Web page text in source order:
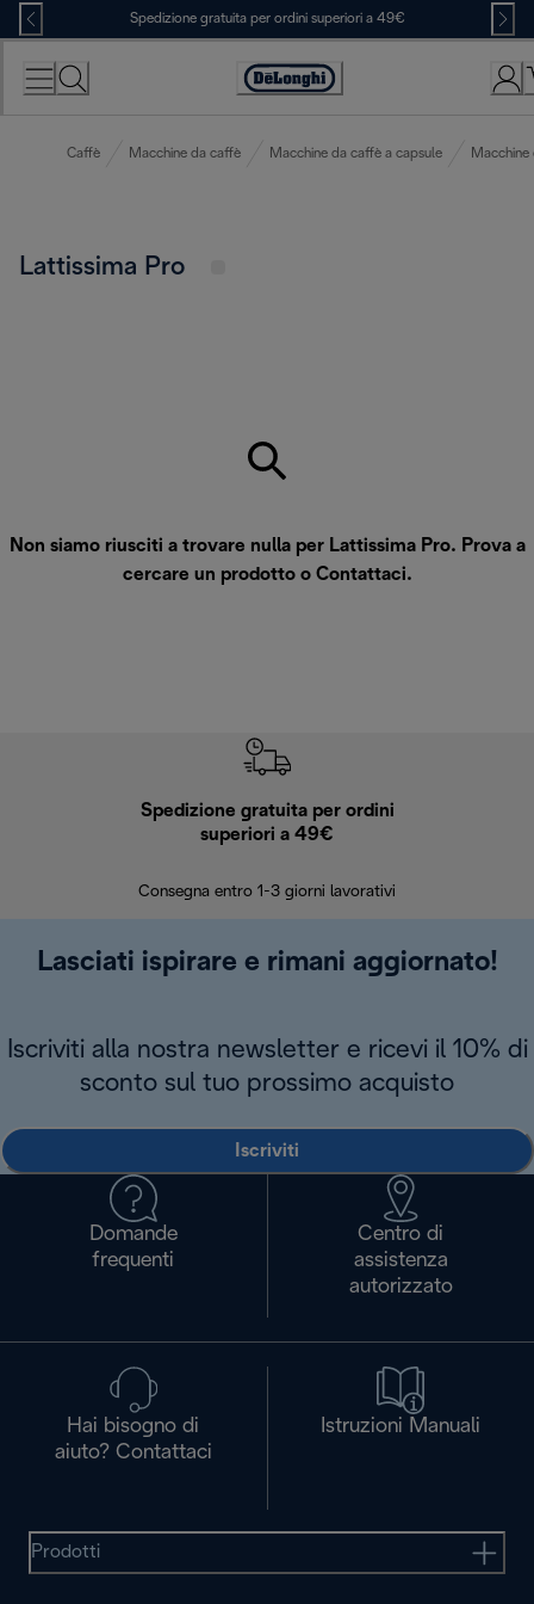
Skip
to
Content
Spedizione gratuita per ordini superiori a 49€
Accessibility
Caffè Macchine da caffè Macchine da caffè a capsule Macchine
Lattissima Pro
Non siamo riusciti a trovare nulla per Lattissima Pro. Prova a
cercare un prodotto o Contattaci.
Spedizione gratuita per ordini
superiori a 49€
Consegna entro 1-3 giorni lavorativi
Lasciati ispirare e rimani aggiornato!
Iscriviti alla nostra newsletter e ricevi il 10% di
sconto sul tuo prossimo acquisto
Iscriviti
Domande
frequenti
Centro di
assistenza
autorizzato
Hai bisogno di
aiuto? Contattaci
Istruzioni Manuali
Prodotti